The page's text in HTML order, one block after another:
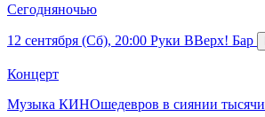
Сегодняночью
12 сентября (Сб), 20:00 Руки ВВерх! Бар
Концерт
Музыка КИНОшедевров в сиянии тысячи